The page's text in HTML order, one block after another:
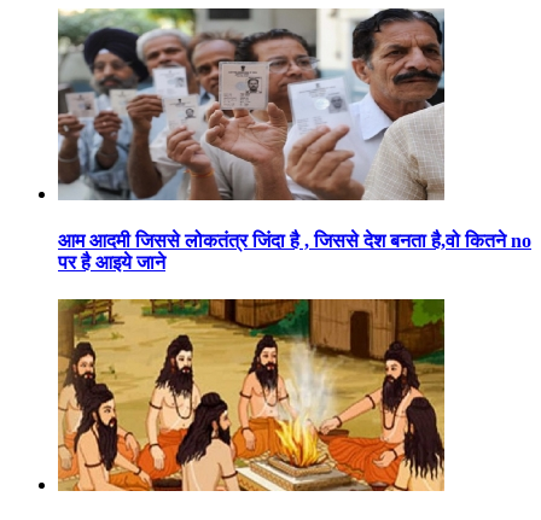
आम आदमी जिससे लोकतंत्र जिंदा है , जिससे देश बनता है,वो कितने no
पर है आइये जाने